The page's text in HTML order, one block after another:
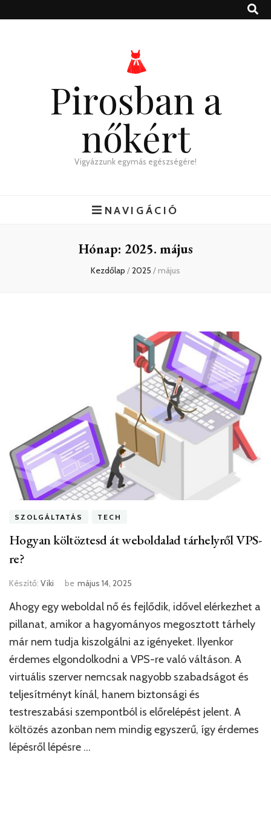
Pirosban a
nőkért
Vigyázzunk egymás egészségére!
NAVIGÁCIÓ
Hónap: 2025. május
Kezdőlap /2025 / május
SZOLGÁLTATÁS TECH
Hogyan költöztesd át weboldalad tárhelyről VPS-
re?
Készítő: Viki be május 14, 2025
Ahogy egy weboldal nő és fejlődik, idővel elérkezhet a
pillanat, amikor a hagyományos megosztott tárhely
már nem tudja kiszolgálni az igényeket. Ilyenkor
érdemes elgondolkodni a VPS-re való váltáson. A
virtuális szerver nemcsak nagyobb szabadságot és
teljesítményt kínál, hanem biztonsági és
testreszabási szempontból is előrelépést jelent. A
költözés azonban nem mindig egyszerű, így érdemes
lépésről lépésre …